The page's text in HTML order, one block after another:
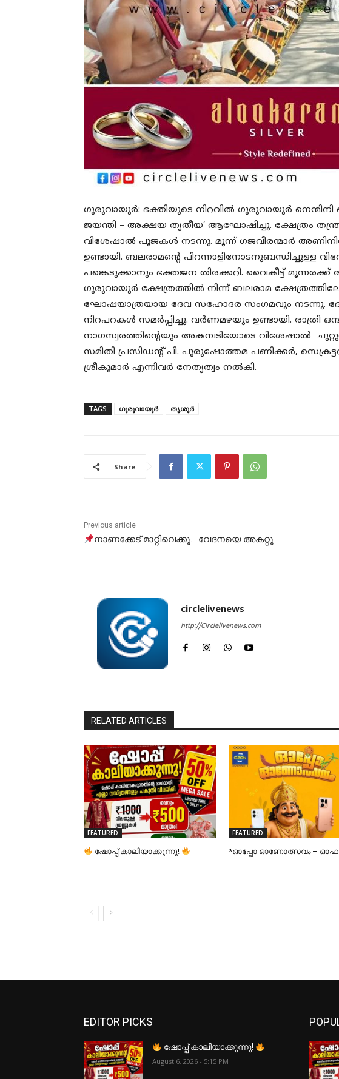
ഗുരുവായൂർ: ഭക്തിയുടെ നിറവില്‍ ഗുരുവായൂര്‍ നെന്മിനി
ജയന്തി – അക്ഷയ തൃതീയ’ ആഘോഷിച്ചു. ക്ഷേത്രം
വിശേഷാല്‍ പൂജകള്‍ നടന്നു. മൂന്ന് ഗജവീരന്മാർ
ഉണ്ടായി. ബലരാമന്റെ പിറന്നാളിനോടനുബന്ധിച്ചുള്ള
പങ്കെടുക്കാനും ഭക്തജന തിരക്കറി. വൈകീട്ട്
ഗുരുവായൂര്‍ ക്ഷേത്രത്തില്‍ നിന്ന് ബലരാമ
ഘോഷയാത്രയായ ദേവ സഹോദര സംഗമവും നടന്നു.
നിറപറകള്‍ സമര്‍പ്പിച്ചു. വര്‍ണമഴയും ഉണ്ടായി. രാത്രി
നാഗസ്വരത്തിന്റെയും അകമ്പടിയോടെ വിശേഷാല്‍
സമിതി പ്രസിഡന്റ് പി. പുരുഷോത്തമ പണിക്കര്‍,
ശ്രീകുമാര്‍ എന്നിവർ നേതൃത്വം നൽകി.
TAGS ഗുരുവായൂർ തൃശൂർ
Share
Previous article
നാണക്കേട് മാറ്റിവെക്കൂ… വേദനയെ അകറ്റൂ
circlelivenews
http://Circlelivenews.com
RELATED ARTICLES
FEATURED
ഷോപ്പ് കാലിയാക്കുന്നു!
FEATURED
*ഓപ്പോ ഓണോത്സവം –
EDITOR PICKS
ഷോപ്പ് കാലിയാക്കുന്നു!
August 6, 2026 - 5:15 PM